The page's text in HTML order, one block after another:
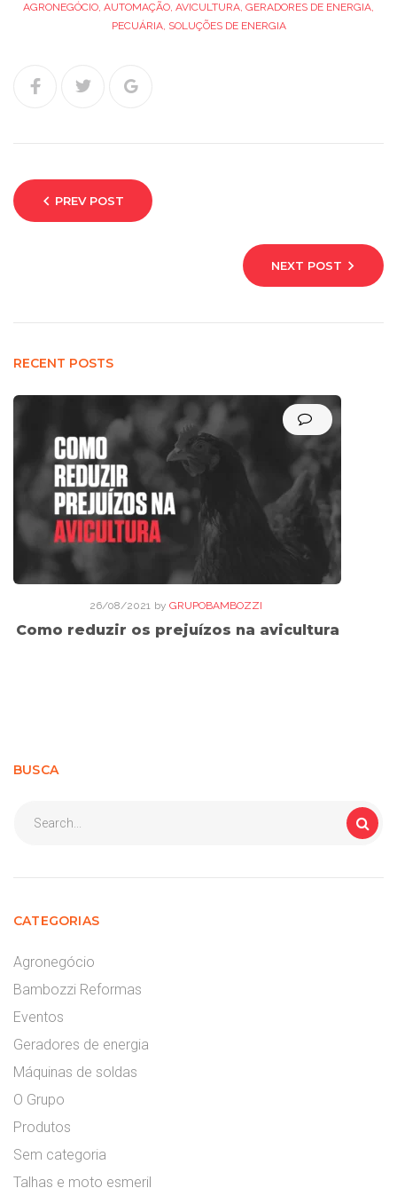
AGRONEGÓCIO, AUTOMAÇÃO, AVICULTURA, GERADORES DE ENERGIA,
PECUÁRIA, SOLUÇÕES DE ENERGIA
PREV POST
NEXT POST
RECENT POSTS
26/08/2021 by GRUPOBAMBOZZI
Como reduzir os prejuízos na avicultura
BUSCA
CATEGORIAS
Agronegócio
Bambozzi Reformas
Eventos
Geradores de energia
Máquinas de soldas
O Grupo
Produtos
Sem categoria
Talhas e moto esmeril